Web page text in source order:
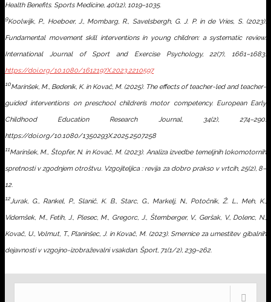
Health Benefits. Sports Medicine, 40(12), 1019–1035.
9Koolwijk, P., Hoeboer, J., Mombarg, R., Savelsbergh, G. J. P. in de Vries, S. (2023).
Fundamental movement skill interventions in young children: a systematic review.
International Journal of Sport and Exercise Psychology, 22(7), 1661–1683.
https://doi.org/10.1080/1612197X.2023.2210597
10Marinšek, M., Bedenik, K. in Kovač, M. (2025). The effects of teacher-led and teacher-
guided interventions on preschool children’s motor competency. European Early
Childhood Education Research Journal, 34(2), 274–290.
https://doi.org/10.1080/1350293X.2025.2507258
11Marinšek, M., Štopfer, N. in Kovač, M. (2023). Analiza izvedbe temeljnih lokomotornih
spretnosti v zgodnjem otroštvu. Vzgojiteljica : revija za dobro prakso v vrtcih, 25(2), 8–
12.
12Jurak, G., Rankel, P., Slanič, K. B., Starc, G., Markelj, N., Potočnik, Ž. L., Meh, K.,
Videmšek, M., Fetih, J., Plesec, M., Gregorc, J., Štemberger, V., Geršak, V., Dolenc, N.,
Kovač, U., Volmut, T., Planinšec, J. in Kovač, M. (2023). Smernice za umestitev gibalnih
dejavnosti v vzgojno-izobraževalni vsakdan. Šport, 71(1/2), 239–262.